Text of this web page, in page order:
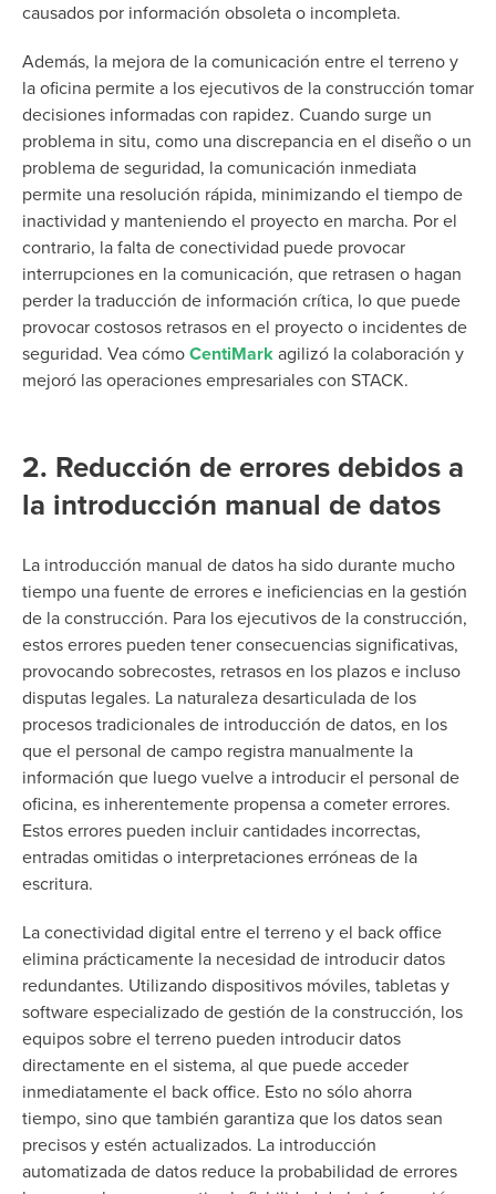
causados por información obsoleta o incompleta.
Además, la mejora de la comunicación entre el terreno y
la oficina permite a los ejecutivos de la construcción tomar
decisiones informadas con rapidez. Cuando surge un
problema in situ, como una discrepancia en el diseño o un
problema de seguridad, la comunicación inmediata
permite una resolución rápida, minimizando el tiempo de
inactividad y manteniendo el proyecto en marcha. Por el
contrario, la falta de conectividad puede provocar
interrupciones en la comunicación, que retrasen o hagan
perder la traducción de información crítica, lo que puede
provocar costosos retrasos en el proyecto o incidentes de
seguridad. Vea cómo CentiMark agilizó la colaboración y
mejoró las operaciones empresariales con STACK.
2. Reducción de errores debidos a
la introducción manual de datos
La introducción manual de datos ha sido durante mucho
tiempo una fuente de errores e ineficiencias en la gestión
de la construcción. Para los ejecutivos de la construcción,
estos errores pueden tener consecuencias significativas,
provocando sobrecostes, retrasos en los plazos e incluso
disputas legales. La naturaleza desarticulada de los
procesos tradicionales de introducción de datos, en los
que el personal de campo registra manualmente la
información que luego vuelve a introducir el personal de
oficina, es inherentemente propensa a cometer errores.
Estos errores pueden incluir cantidades incorrectas,
entradas omitidas o interpretaciones erróneas de la
escritura.
La conectividad digital entre el terreno y el back office
elimina prácticamente la necesidad de introducir datos
redundantes. Utilizando dispositivos móviles, tabletas y
software especializado de gestión de la construcción, los
equipos sobre el terreno pueden introducir datos
directamente en el sistema, al que puede acceder
inmediatamente el back office. Esto no sólo ahorra
tiempo, sino que también garantiza que los datos sean
precisos y estén actualizados. La introducción
automatizada de datos reduce la probabilidad de errores